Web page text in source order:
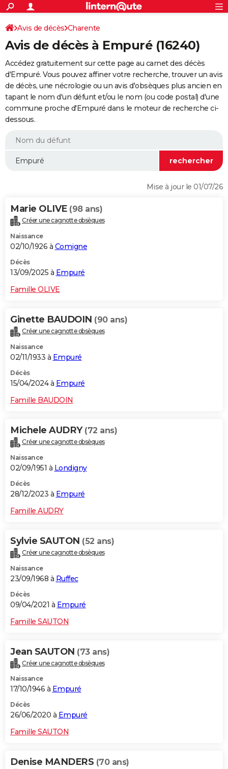
ACTUALITÉS
Politique
Société
Faits Divers
Education
Monde
Villes
+
SPORT
Coupe du monde 2026
Football
Tennis
Cyclisme
Rugby
Forum
Programme TV
TNT
Streaming
Cinéma
Sorties cinéma
Musique
+
FINANCE
Retraite
Epargne
Immobilier
Risques naturels par ville
Assurance
AUTO
Essais
Réserver un essai
Citadines
Berlines
SUV
Forum auto
+
HIGH-TECH
BRICOLAGE
WEEK-END
Alimentation
Guide de la santé
Maladies
Médicaments
Sommeil
VOYAGE
Destinations
City break
Voyage nature
Voyage de noces
Forum
Climat
+PHOTO
GUIDES D'ACHAT
Carte de Noël
Carte Bonne année
Carte Saint-Valentin
Carte Pâques
Carte d'anniversaire
DICTIONNAIRE
Dictionnaire
Biographies
Citations
Expressions
Proverbes
PROGRAMME TV
S'inscrire
Se connecter
Lycées
Collèges
Primaires
Universités
Entreprises
Service militaire
Avis de recherche
AVIS DE DÉCÈS
FORUM
Bricolage
Lifestyle
Culture
Sport
Auto
Television
Voyage
Cinema
Connexion
Avis de décès Charente
Avis de décès à Empuré (16240)
Accédez gratuitement sur cette page au carnet des décès
d'Empuré. Vous pouvez affiner votre recherche, trouver un avis
de décès, une nécrologie ou un avis d'obsèques plus ancien en
tapant le nom d'un défunt et/ou le nom (ou code postal) d'une
commune proche d'Empuré dans le moteur de recherche ci-
dessous.
Mise à jour le 01/07/26
Marie OLIVE (98 ans)
Créer une cagnotte obsèques
Naissance
02/10/1926 à Comigne
Décès
13/09/2025 à Empuré
Famille OLIVE
Ginette BAUDOIN (90 ans)
Créer une cagnotte obsèques
Naissance
02/11/1933 à Empuré
Décès
15/04/2024 à Empuré
Famille BAUDOIN
Michele AUDRY (72 ans)
Créer une cagnotte obsèques
Naissance
02/09/1951 à Londigny
Décès
28/12/2023 à Empuré
Famille AUDRY
Sylvie SAUTON (52 ans)
Créer une cagnotte obsèques
Naissance
23/09/1968 à Ruffec
Décès
09/04/2021 à Empuré
Famille SAUTON
Jean SAUTON (73 ans)
Créer une cagnotte obsèques
Naissance
17/10/1946 à Empuré
Décès
26/06/2020 à Empuré
Famille SAUTON
Denise MANDERS (70 ans)